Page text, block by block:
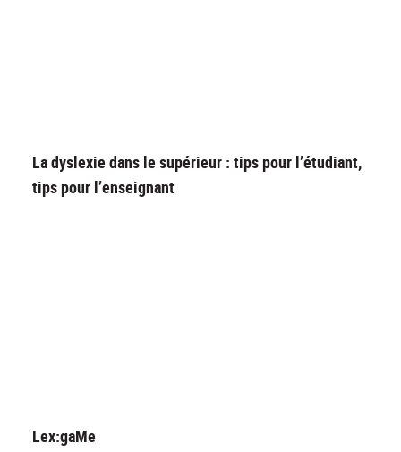
La dyslexie dans le supérieur : tips pour l’étudiant,
tips pour l’enseignant
Lex:gaMe